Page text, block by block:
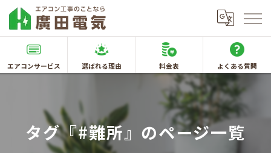
エアコンサービス 選ばれる理由 料金表 よくある質問
タグ『#難所』のページ一覧